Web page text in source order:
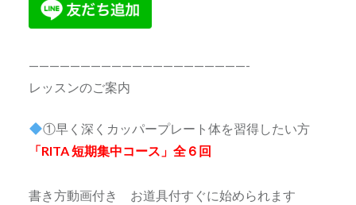
—————————————————————-
レッスンのご案内
①早く深くカッパープレート体を習得したい方
「RITA 短期集中コース」全６回
書き方動画付き お道具付すぐに始められます